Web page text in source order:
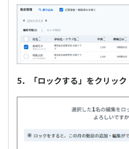
5．「ロックする」をクリック